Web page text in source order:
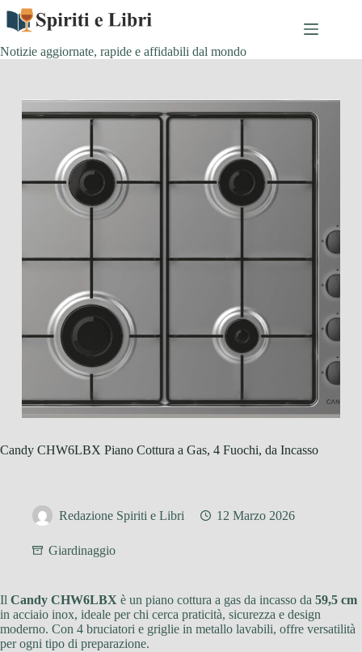
Salta
contenuto
Notizie aggiornate, rapide e affidabili dal mondo
Candy CHW6LBX Piano Cottura a Gas, 4 Fuochi, da Incasso
Redazione Spiriti e Libri 12 Marzo 2026
Giardinaggio
Il Candy CHW6LBX è un piano cottura a gas da incasso da 59,5 cm
in acciaio inox, ideale per chi cerca praticità, sicurezza e design
moderno. Con 4 bruciatori e griglie in metallo lavabili, offre versatilità
per ogni tipo di preparazione.